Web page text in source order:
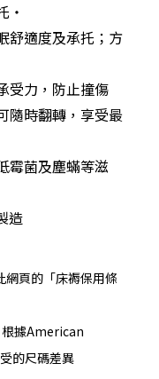
‧
舒適度及承托；方
受力，防止撞傷
隨時翻轉，享受最
霉菌及塵蟎等滋
造
網頁的「床褥保用條
根據American
的尺碼差異